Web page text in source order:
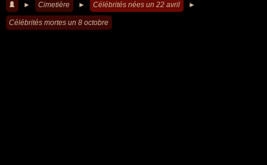
► Cimetière ► Célébrités nées un 22 avril ►
Célébrités mortes un 8 octobre